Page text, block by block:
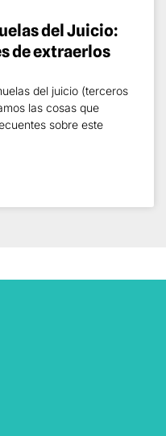
del Juicio:
de extraerlos
del juicio (terceros
las cosas que
sobre este